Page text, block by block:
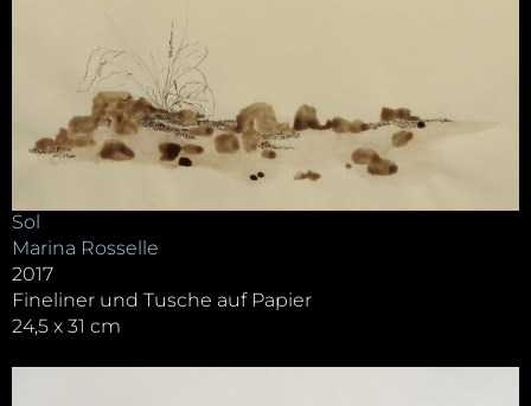
Sol
Marina Rosselle
2017
Fineliner und Tusche auf Papier
24,5 x 31 cm